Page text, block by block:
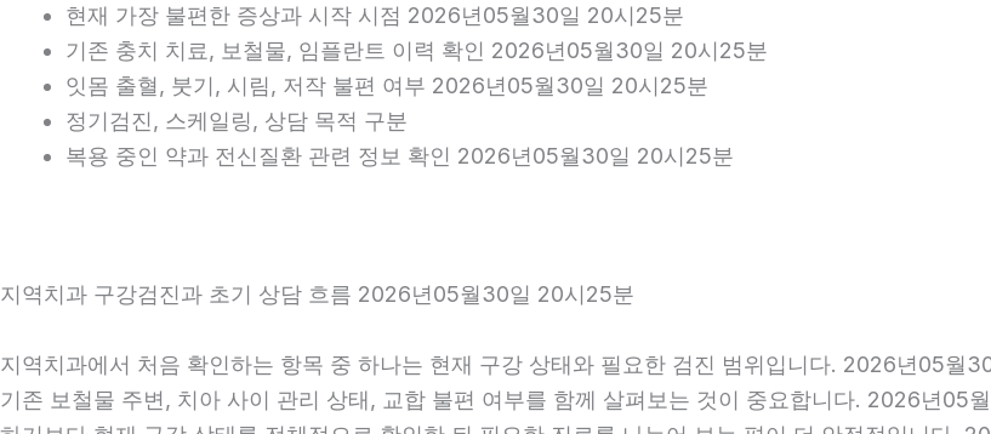
현재 가장 불편한 증상과 시작 시점 2026년05월30일 20시25분
기존 충치 치료, 보철물, 임플란트 이력 확인 2026년05월30일 20시25분
잇몸 출혈, 붓기, 시림, 저작 불편 여부 2026년05월30일 20시25분
정기검진, 스케일링, 상담 목적 구분
복용 중인 약과 전신질환 관련 정보 확인 2026년05월30일 20시25분
지역치과 구강검진과 초기 상담 흐름 2026년05월30일 20시25분
지역치과에서 처음 확인하는 항목 중 하나는 현재 구강 상태와 필요한 검진 범위입니다. 2026년05월
기존 보철물 주변, 치아 사이 관리 상태, 교합 불편 여부를 함께 살펴보는 것이 중요합니다. 2026년05